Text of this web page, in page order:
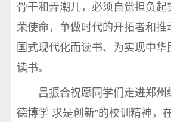
骨干和弄潮儿，必须自觉担负起
荣使命，争做时代的开拓者和推
国式现代化而读书、为实现中华
读书。
吕振合祝愿同学们走进郑州
德博学 求是创新”的校训精神，